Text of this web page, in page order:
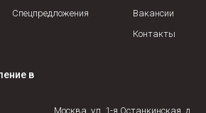
Спецпредложения
Вакансии
Контакты
в
Москва, ул. 1-я Останкинская, д.